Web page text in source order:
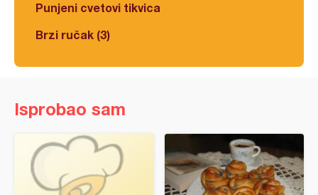
Punjeni cvetovi tikvica
Brzi ručak (3)
Isprobao sam